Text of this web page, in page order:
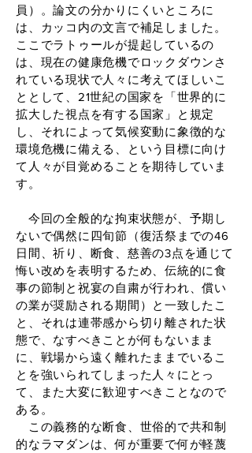
員）。論文の分かりにくいところに
は、カッコ内の文言で補足しました。
ここでラトゥールが提起しているの
は、現在の健康危機でロックダウンさ
れている現状で人々に考えてほしいこ
ととして、21世紀の国家を「世界的に
拡大した視点を有する国家」と規定
し、それによって気候変動に象徴的な
環境危機に備える、という目標に向け
て人々が目覚めることを期待していま
す。
今回の全般的な拘束状態が、予期し
ないで偶然に四旬節（復活祭までの46
日間、祈り、断食、慈善の3点を通じて
悔い改めを表明するため、伝統的に食
事の節制と祝宴の自粛が行われ、償い
の業が奨励される期間）と一致したこ
と、それは連帯感から切り離された状
態で、なすべきことが何もないまま
に、戦場から遠く離れたままでいるこ
とを強いられてしまった人々にとっ
て、また大変に歓迎すべきことなので
ある。
この義務的な断食、世俗的で共和制
的なラマダンは、何が重要で何が軽蔑